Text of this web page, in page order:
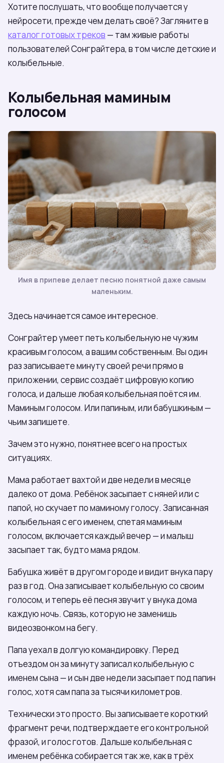
Хотите послушать, что вообще получается у
нейросети, прежде чем делать своё? Загляните в
каталог готовых треков — там живые работы
пользователей Сонграйтера, в том числе детские и
колыбельные.
Колыбельная маминым
голосом
Имя в припеве делает песню понятной даже самым
маленьким.
Здесь начинается самое интересное.
Сонграйтер умеет петь колыбельную не чужим
красивым голосом, а вашим собственным. Вы один
раз записываете минуту своей речи прямо в
приложении, сервис создаёт цифровую копию
голоса, и дальше любая колыбельная поётся им.
Маминым голосом. Или папиным, или бабушкиным —
чьим запишете.
Зачем это нужно, понятнее всего на простых
ситуациях.
Мама работает вахтой и две недели в месяце
далеко от дома. Ребёнок засыпает с няней или с
папой, но скучает по маминому голосу. Записанная
колыбельная с его именем, спетая маминым
голосом, включается каждый вечер — и малыш
засыпает так, будто мама рядом.
Бабушка живёт в другом городе и видит внука пару
раз в год. Она записывает колыбельную со своим
голосом, и теперь её песня звучит у внука дома
каждую ночь. Связь, которую не заменишь
видеозвонком на бегу.
Папа уехал в долгую командировку. Перед
отъездом он за минуту записал колыбельную с
именем сына — и сын две недели засыпает под папин
голос, хотя сам папа за тысячи километров.
Технически это просто. Вы записываете короткий
фрагмент речи, подтверждаете его контрольной
фразой, и голос готов. Дальше колыбельная с
именем ребёнка собирается так же, как в трёх